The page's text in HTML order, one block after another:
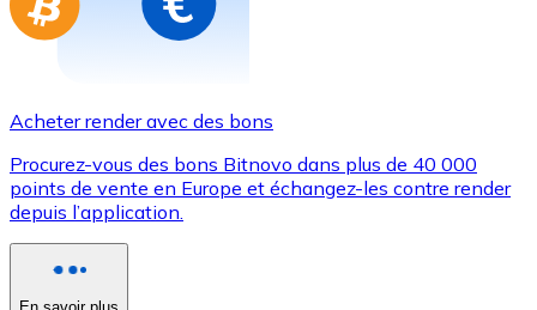
Acheter render avec des bons
Procurez-vous des bons Bitnovo dans plus de 40 000
points de vente en Europe et échangez-les contre render
depuis l’application.
En savoir plus